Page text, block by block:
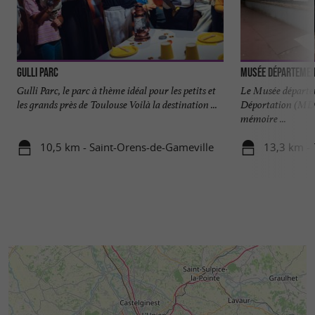
Gulli Parc
Gulli Parc, le parc à thème idéal pour les petits et
les grands près de Toulouse Voilà la destination ...
10,5 km - Saint-Orens-de-Gameville
Le Musée
Déportation
mémoire ...
13,3 km -